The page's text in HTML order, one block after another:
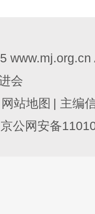
会
网站地图 | 主编
公网安备